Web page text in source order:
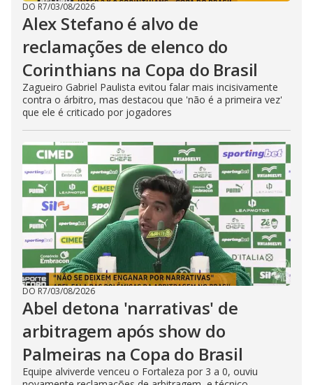
DO R7/03/08/2026
Alex Stefano é alvo de
reclamações de elenco do
Corinthians na Copa do Brasil
Zagueiro Gabriel Paulista evitou falar mais incisivamente
contra o árbitro, mas destacou que 'não é a primeira vez'
que ele é criticado por jogadores
DO R7/03/08/2026
Abel detona 'narrativas' de
arbitragem após show do
Palmeiras na Copa do Brasil
Equipe alviverde venceu o Fortaleza por 3 a 0, ouviu